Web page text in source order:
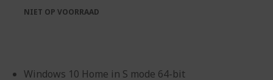
afbeeldingen-
gallerij
afbeeldingen-
Windows 10 Home in S mode 64-bit
NIET OP VOORRAAD